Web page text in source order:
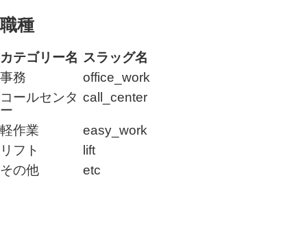
職種
カテゴリー名 スラッグ名
事務
office_work
コールセンタ
ー
call_center
軽作業
easy_work
リフト
lift
その他
etc